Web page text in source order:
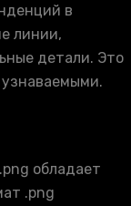
в
линии,
детали. Это
узнаваемыми.
обладает
.png